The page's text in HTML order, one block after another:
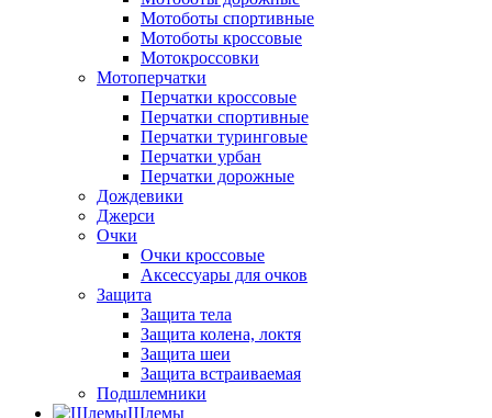
Мотоботы спортивные
Мотоботы кроссовые
Мотокроссовки
Мотоперчатки
Перчатки кроссовые
Перчатки спортивные
Перчатки туринговые
Перчатки урбан
Перчатки дорожные
Дождевики
Джерси
Очки
Очки кроссовые
Аксессуары для очков
Защита
Защита тела
Защита колена, локтя
Защита шеи
Защита встраиваемая
Подшлемники
Шлемы